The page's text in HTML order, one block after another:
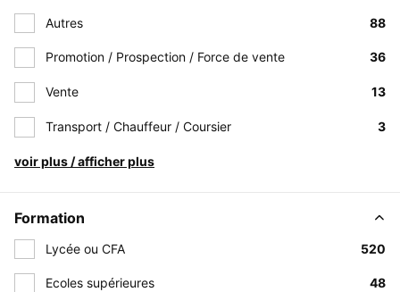
Autres 88
Promotion / Prospection / Force de vente 36
Vente 13
Transport / Chauffeur / Coursier 3
voir plus / afficher plus
Formation
Lycée ou CFA 520
Ecoles supérieures 48